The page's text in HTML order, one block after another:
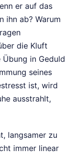
er auf das
ihn ab? Warum
die Kluft
Übung in Geduld
seines
ist, wird
ausstrahlt,
langsamer zu
immer linear